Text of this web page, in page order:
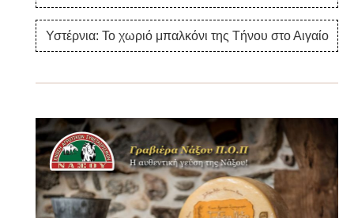
Υστέρνια: Το χωριό μπαλκόνι της Τήνου στο Αιγαίο